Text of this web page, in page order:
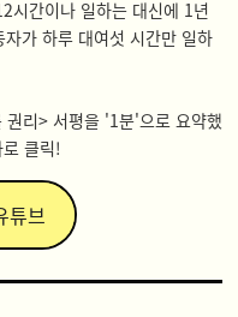
시간이나 일하는 대신에 1년
가 하루 대여섯 시간만 일하
리> 서평을 '1분'으로 요약했
클릭!
튜브